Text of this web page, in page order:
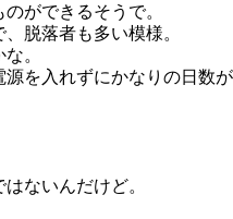
のができるそうで。
脱落者も多い模様。
。
を入れずにかなりの日数が
ないんだけど。